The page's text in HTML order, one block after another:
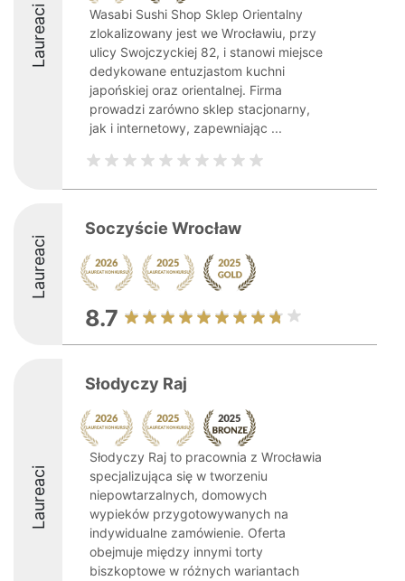
Laureaci
Wasabi Sushi Shop Sklep Orientalny
zlokalizowany jest we Wrocławiu, przy
ulicy Swojczyckiej 82, i stanowi miejsce
dedykowane entuzjastom kuchni
japońskiej oraz orientalnej. Firma
prowadzi zarówno sklep stacjonarny,
jak i internetowy, zapewniając ...
Laureaci
Soczyście Wrocław
8.7
Laureaci
Słodyczy Raj
Słodyczy Raj to pracownia z Wrocławia
specjalizująca się w tworzeniu
niepowtarzalnych, domowych
wypieków przygotowywanych na
indywidualne zamówienie. Oferta
obejmuje między innymi torty
biszkoptowe w różnych wariantach